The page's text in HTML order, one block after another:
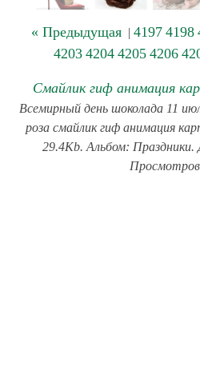
« Предыдущая | 4197 4198
4203 4204 4205 4206
Смайлик гиф анимация
Всемирный день шоколада 11
роза смайлик гиф анимация
29.4Kb. Альбом: Праздники.